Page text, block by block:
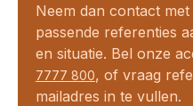
Neem dan contact
passende referenties
en situatie. Bel onze
7777 800, of vraag
mailadres in te vullen.